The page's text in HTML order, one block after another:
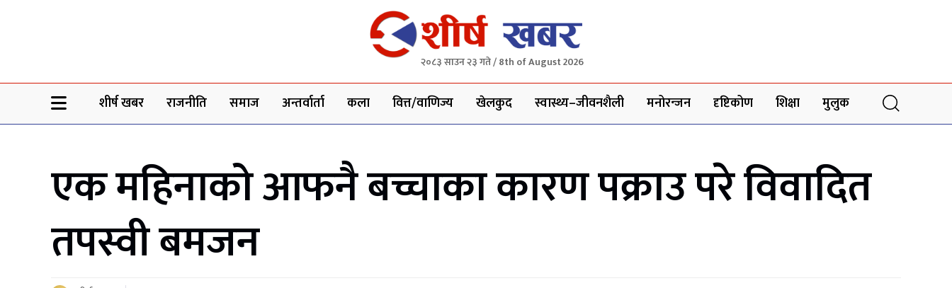
२०८३ साउन २३ गते / 8th of August 2026
शीर्ष खबर राजनीति समाज अन्तर्वार्ता कला वित्त/वाणिज्य खेलकुद स्वास्थ्य–जीवनशैली मनोरन्जन दृष्टिकोण शिक्षा मुलुक
एक महिनाको आफनै बच्चाका कारण पक्राउ परे विवादित
तपस्वी बमजन